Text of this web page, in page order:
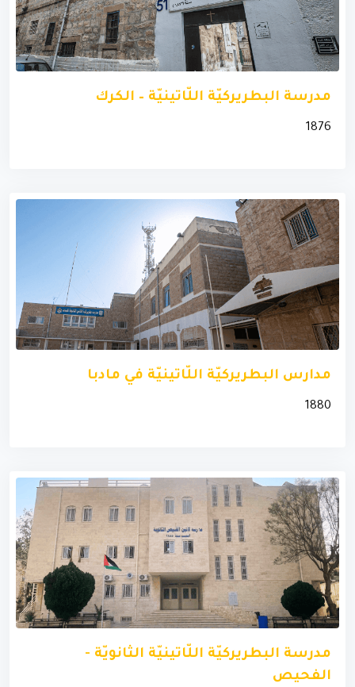
مدرسة البطريركيّة اللّاتينيّة – الكرك
1876
مدارس البطريركيّة اللّاتينيّة في مادبا
1880
مدرسة البطريركيّة اللّاتينيّة الثانويّة -
الفحيص